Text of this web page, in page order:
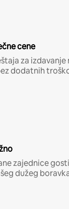
cene
za izdavanje
dodatnih
zajednice
dužeg